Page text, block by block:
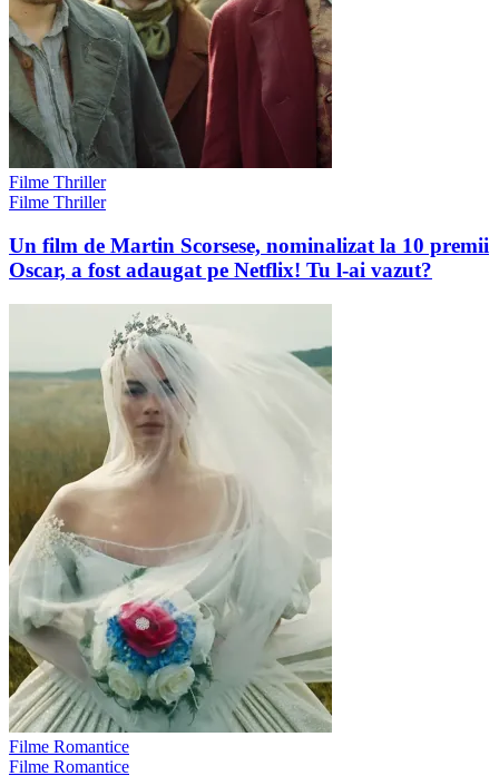
Filme Thriller
Filme Thriller
Un film de Martin Scorsese, nominalizat la 10 premii
Oscar, a fost adaugat pe Netflix! Tu l-ai vazut?
Filme Romantice
Filme Romantice